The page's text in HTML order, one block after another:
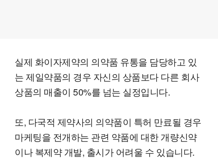
실제 화이자제약의 의약품 유통을 담당하고 있
는 제일약품의 경우 자신의 상품보다 다른 회사
상품의 매출이 50%를 넘는 실정입니다.
또, 다국적 제약사의 의약품이 특허 만료될 경우
마케팅을 전개하는 관련 약품에 대한 개량신약
이나 복제약 개발, 출시가 어려울 수 있습니다.